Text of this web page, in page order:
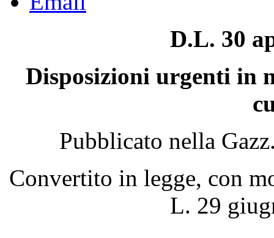
D.L. 30
Disposizioni urgenti in
Pubblicato nella
Convertito in legge, con
L. 29